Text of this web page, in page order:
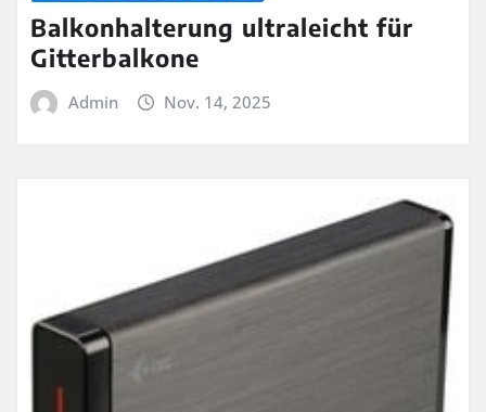
Balkonhalterung ultraleicht für
Gitterbalkone
Admin Nov. 14, 2025